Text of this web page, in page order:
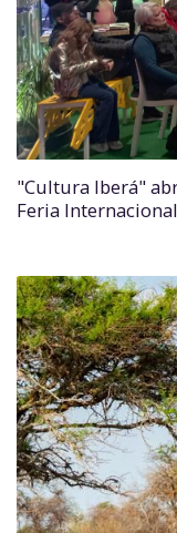
"Cultura Iberá"
Feria